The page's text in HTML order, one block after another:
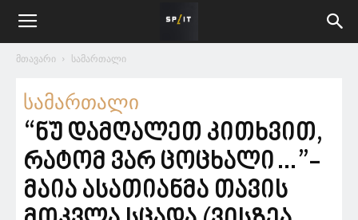
მთავარი სამართალი
სამართალი
“ნუ დამღალეთ კითხვით,
რატომ ვარ ცოცხალი…”-
მაია ასათიანმა თავის